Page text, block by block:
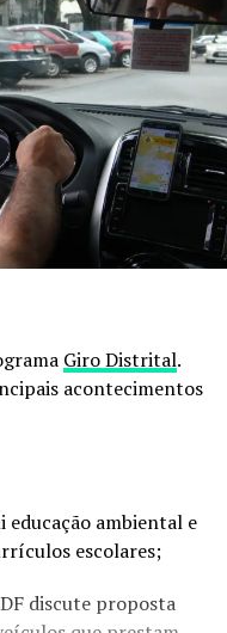
Giro Distrital.
acontecimentos
ambiental e
escolares;
discute proposta